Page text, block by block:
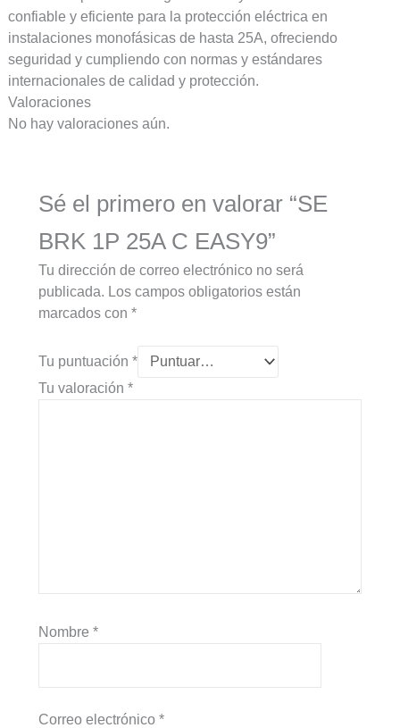
confiable y eficiente para la protección eléctrica en
instalaciones monofásicas de hasta 25A, ofreciendo
seguridad y cumpliendo con normas y estándares
internacionales de calidad y protección.
Valoraciones
No hay valoraciones aún.
Sé el primero en valorar “SE
BRK 1P 25A C EASY9”
Tu dirección de correo electrónico no será
publicada. Los campos obligatorios están
marcados con *
Tu puntuación *
Tu valoración *
Nombre *
Correo electrónico *